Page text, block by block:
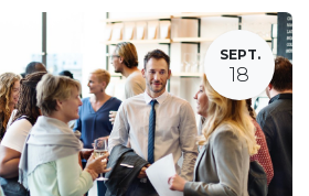
SEPT.
18